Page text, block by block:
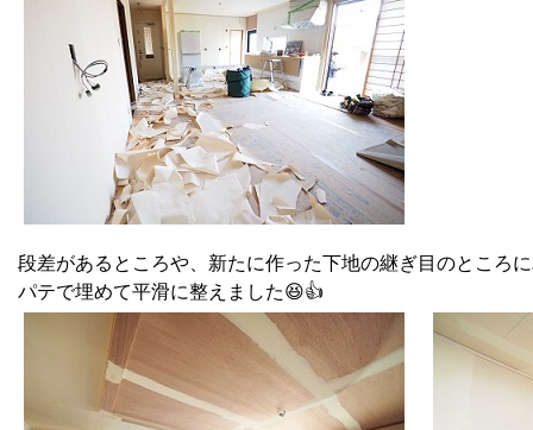
段差があるところや、新たに作った下地の継ぎ目のところ
パテで埋めて平滑に整えました😆👍